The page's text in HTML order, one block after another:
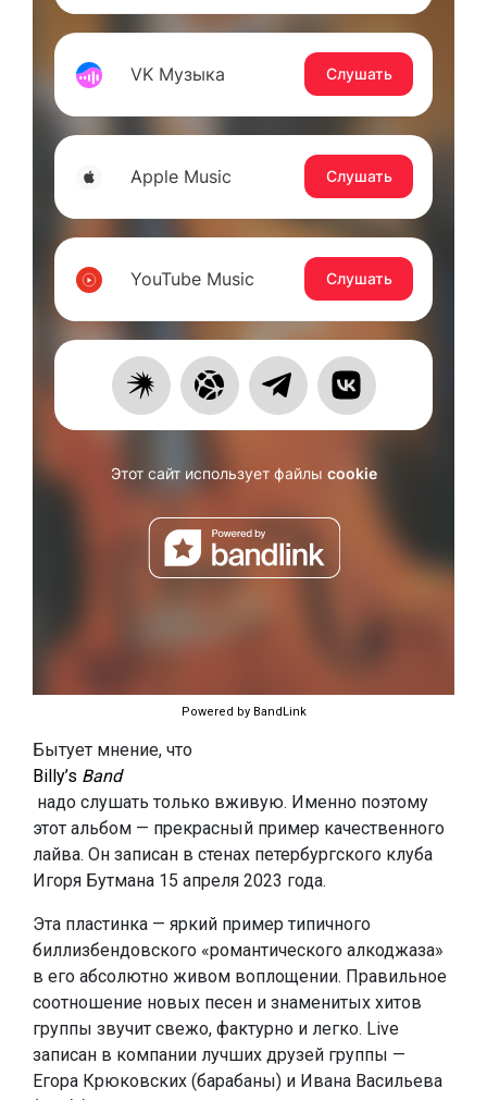
Powered by BandLink
Бытует мнение, что
Billy’s Band
надо слушать только вживую. Именно поэтому
этот альбом — прекрасный пример качественного
лайва. Он записан в стенах петербургского клуба
Игоря Бутмана 15 апреля 2023 года.
Эта пластинка — яркий пример типичного
биллизбендовского «романтического алкоджаза»
в его абсолютно живом воплощении. Правильное
соотношение новых песен и знаменитых хитов
группы звучит свежо, фактурно и легко. Live
записан в компании лучших друзей группы —
Егора Крюковских (барабаны) и Ивана Васильева